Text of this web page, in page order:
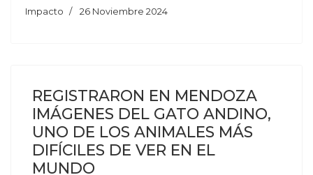
Impacto 26 Noviembre 2024
REGISTRARON EN MENDOZA
IMÁGENES DEL GATO ANDINO,
UNO DE LOS ANIMALES MÁS
DIFÍCILES DE VER EN EL
MUNDO